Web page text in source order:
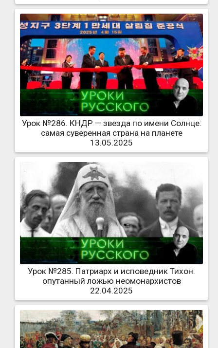
Урок №286. КНДР — звезда по имени Солнце:
самая суверенная страна на планете
13.05.2025
Урок №285. Патриарх и исповедник Тихон:
опутанный ложью неомонархистов
22.04.2025